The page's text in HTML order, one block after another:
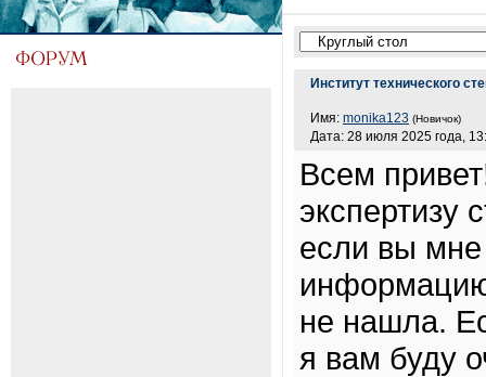
Институт технического
Имя: monika123 (Новичок)
Дата: 28 июля 2025 года,
Всем
экспертизу
если вы
не нашла.
я вам буду